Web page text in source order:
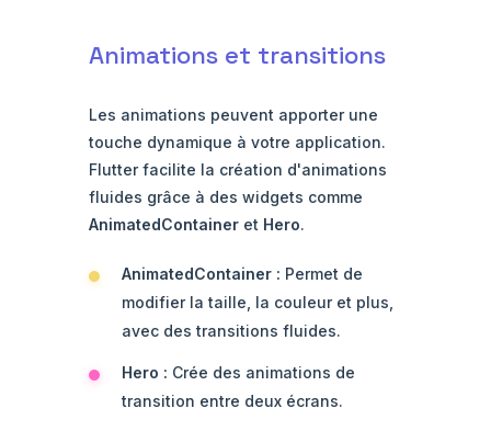
Animations et transitions
Les animations peuvent apporter une
touche dynamique à votre application.
Flutter facilite la création d'animations
fluides grâce à des widgets comme
AnimatedContaineret Hero.
AnimatedContainer : Permet de
modifier la taille, la couleur et plus,
avec des transitions fluides.
Hero : Crée des animations de
transition entre deux écrans.